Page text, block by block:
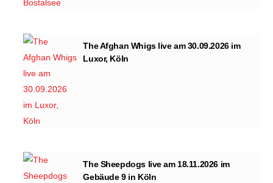
The Afghan Whigs live am 30.09.2026 im
Luxor, Köln
The Sheepdogs live am 18.11.2026 im
Gebäude 9 in Köln